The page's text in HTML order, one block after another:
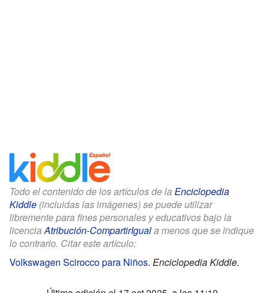
Todo el contenido de los artículos de la Enciclopedia
Kiddle (incluidas las imágenes) se puede utilizar
libremente para fines personales y educativos bajo la
licenciaAtribución-CompartirIguala menos que se indique
lo contrario. Citar este artículo:
Volkswagen Scirocco para Niños. Enciclopedia Kiddle.